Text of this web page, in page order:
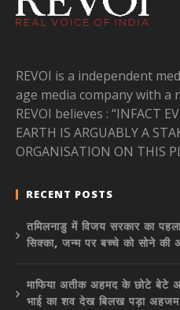
REVOI is a independent
age media company with a
REVOI believes : “INFACT
EARTH IS ARGUABLY A
ORGANISATION ON THIS
RECENT POSTS
तमिलनाडु में विजय सरकार का
सिक्का, जन्म पर बच्चे को सोने की
माफिया अतीक अहमद के छोटे बेटे
भाई का शव देख बिलख पड़ा अहजम